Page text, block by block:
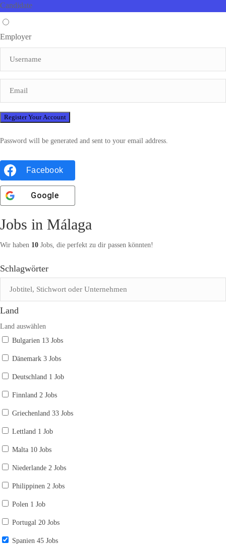
Candidate
Employer
Password will be generated and sent to your email address.
Facebook
Google
Jobs in Málaga
Wir haben 10 Jobs, die perfekt zu dir passen könnten!
Schlagwörter
Land
Land auswählen
Bulgarien 13 Jobs
Dänemark 3 Jobs
Deutschland 1 Job
Finnland 2 Jobs
Griechenland 33 Jobs
Lettland 1 Job
Malta 10 Jobs
Niederlande 2 Jobs
Philippinen 2 Jobs
Polen 1 Job
Portugal 20 Jobs
Spanien 45 Jobs